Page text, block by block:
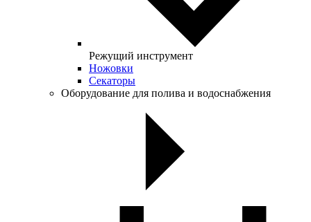
Режущий инструмент
Ножовки
Секаторы
Оборудование для полива и водоснабжения